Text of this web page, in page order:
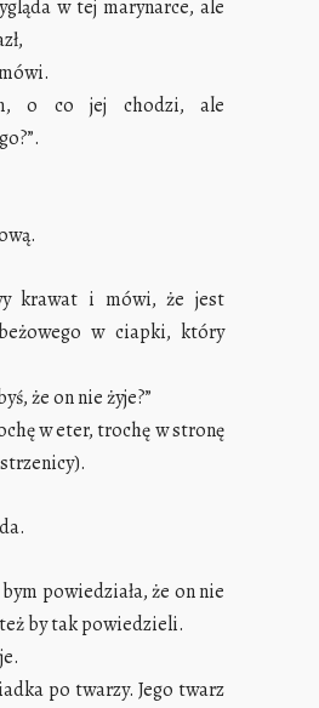
w tej marynarce, ale
o co jej chodzi, ale
krawat i mówi, że jest
w ciapki, który
że on nie żyje?”
w eter, trochę w stronę
powiedziała, że on nie
by tak powiedzieli.
po twarzy. Jego twarz